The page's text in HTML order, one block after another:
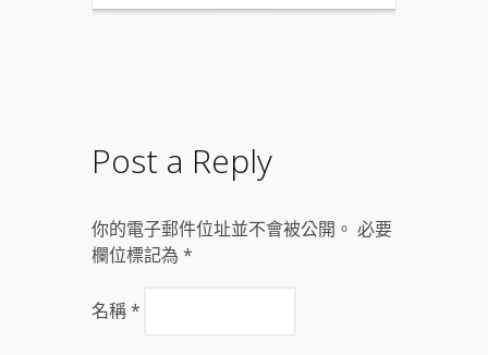
Post a Reply
你的電子郵件位址並不會被公開。 必要
欄位標記為 *
名稱*